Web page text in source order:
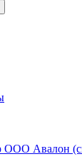
ООО Авалон